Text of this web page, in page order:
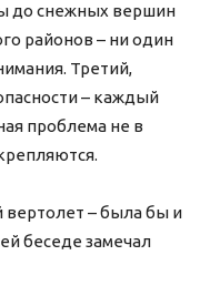
до снежных вершин
районов – ни один
Третий,
– каждый
проблема не в
вертолет – была бы и
беседе замечал